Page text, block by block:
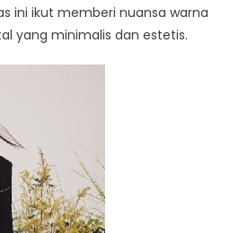
ini ikut memberi nuansa warna
yang minimalis dan estetis.